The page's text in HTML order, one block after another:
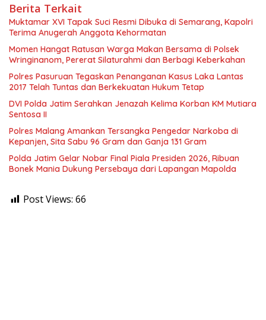
Berita Terkait
Muktamar XVI Tapak Suci Resmi Dibuka di Semarang, Kapolri
Terima Anugerah Anggota Kehormatan
Momen Hangat Ratusan Warga Makan Bersama di Polsek
Wringinanom, Pererat Silaturahmi dan Berbagi Keberkahan
Polres Pasuruan Tegaskan Penanganan Kasus Laka Lantas
2017 Telah Tuntas dan Berkekuatan Hukum Tetap
DVI Polda Jatim Serahkan Jenazah Kelima Korban KM Mutiara
Sentosa II
Polres Malang Amankan Tersangka Pengedar Narkoba di
Kepanjen, Sita Sabu 96 Gram dan Ganja 131 Gram
Polda Jatim Gelar Nobar Final Piala Presiden 2026, Ribuan
Bonek Mania Dukung Persebaya dari Lapangan Mapolda
Post Views: 66